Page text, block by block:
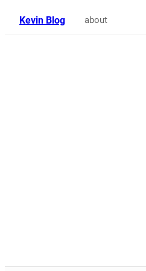
Kevin Blog about